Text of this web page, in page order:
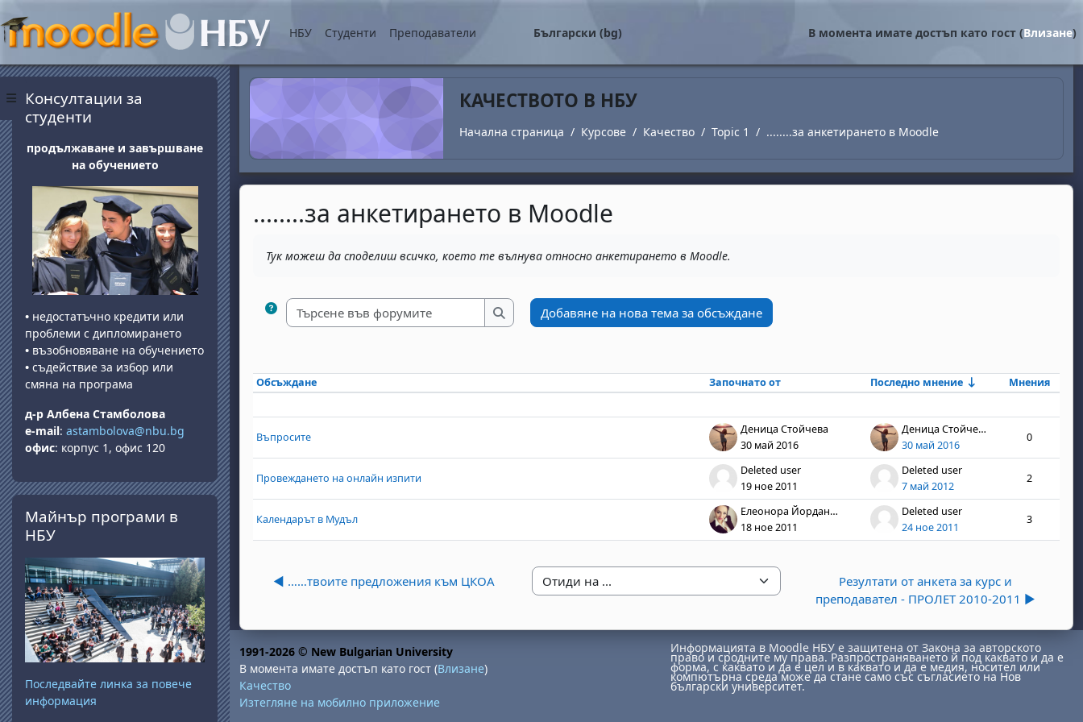
Прескочи на основното съдържание
Страничен панел
НБУ Студенти Преподаватели Български ‎(bg)‎ В момента имате достъп като гост (Влизане)
КАЧЕСТВОТО В НБУ
Начална страница Курсове Качество Topic 1 ........за анкетирането в Moodle
........за анкетирането в Moodle
Тук можеш да споделиш всичко, което те вълнува относно анкетирането в Moodle.
Търсене във форумите
Търсене във форумите
Добавяне на нова тема за обсъждане
Състояние
Обсъждане Започнато от Последно мнение
Мнения
Въпросите
Деница Стойчева
30 май 2016
Деница Стойчева
30 май 2016
0
Провеждането на онлайн изпити
Deleted user
19 ное 2011
Deleted user
7 май 2012
2
Календарът в Мудъл
Елеонора Йорданова
18 ное 2011
Deleted user
24 ное 2011
3
◀︎ ……твоите предложения към ЦКОА Отиди на ...
Резултати от анкета за курс и
преподавател - ПРОЛЕТ 2010-2011 ▶︎
Блокове
Консултации за
студенти
продължаване и завършване
на обучението
• недостатъчно кредити или
проблеми с дипломирането
• възобновяване на обучението
• съдействие за избор или
смяна на програма
д-р Албена Стамболова
e-mail: astambolova@nbu.bg
офис: корпус 1, офис 120
Прескочи Майнър програми в НБУ
Майнър програми в
НБУ
Последвайте линка за повече
информация
Информацията в Moodle НБУ е защитена от Закона за авторското
право и сродните му права. Разпространяването й под каквато и да е
форма, с каквато и да е цел и в каквато и да е медия, носител или
компютърна среда може да стане само със съгласието на Нов
български университет.
1991-2026 © New Bulgarian University
В момента имате достъп като гост (Влизане)
Качество
Изтегляне на мобилно приложение